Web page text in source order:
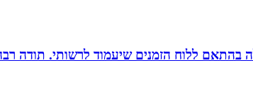
ללוח הזמנים שיעמוד לרשותי. תודה